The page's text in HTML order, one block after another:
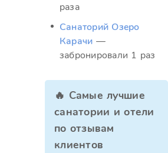
раза
Санаторий Озеро
Карачи —
забронировали 1 раз
🔥 Самые лучшие
санатории и отели
по отзывам
клиентов